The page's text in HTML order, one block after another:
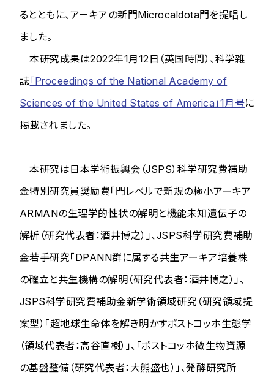
るとともに、アーキアの新門Microcaldota門を提唱し
ました。
本研究成果は2022年1月12日（英国時間）、科学雑
誌「Proceedings of the National Academy of
Sciences of the United States of America」1月号に
掲載されました。
本研究は日本学術振興会（JSPS）科学研究費補助
金特別研究員奨励費「門レベルで新規の極小アーキア
ARMANの生理学的性状の解明と機能未知遺伝子の
解析（研究代表者：酒井博之）」、JSPS科学研究費補助
金若手研究「DPANN群に属する共生アーキア培養株
の確立と共生機構の解明（研究代表者：酒井博之）」、
JSPS科学研究費補助金新学術領域研究（研究領域提
案型）「超地球生命体を解き明かすポストコッホ生態学
（領域代表者：高谷直樹）」、「ポストコッホ微生物資源
の基盤整備（研究代表者：大熊盛也）」、発酵研究所